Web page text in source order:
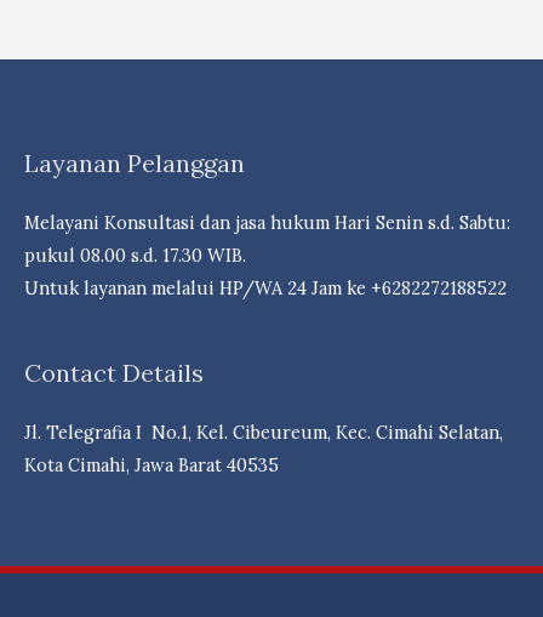
dDna
Campuran
Berpeluang
Cuan- Law
Marpaung,
M.H.-
Dr.
N.
Layanan Pelanggan
Melayani Konsultasi dan jasa hukum Hari Senin s.d. Sabtu:
pukul 08.00 s.d. 17.30 WIB.
Untuk layanan melalui HP/WA 24 Jam ke +6282272188522
Contact Details
Jl. Telegrafia I No.1, Kel. Cibeureum, Kec. Cimahi Selatan,
Kota Cimahi, Jawa Barat 40535